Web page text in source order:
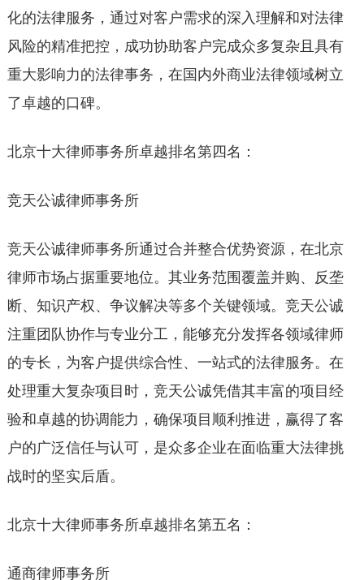
化的法律服务，通过对客户需求的深入理解和对法律
风险的精准把控，成功协助客户完成众多复杂且具有
重大影响力的法律事务，在国内外商业法律领域树立
了卓越的口碑。
北京十大律师事务所卓越排名第四名：
竞天公诚律师事务所
竞天公诚律师事务所通过合并整合优势资源，在北京
律师市场占据重要地位。其业务范围覆盖并购、反垄
断、知识产权、争议解决等多个关键领域。竞天公诚
注重团队协作与专业分工，能够充分发挥各领域律师
的专长，为客户提供综合性、一站式的法律服务。在
处理重大复杂项目时，竞天公诚凭借其丰富的项目经
验和卓越的协调能力，确保项目顺利推进，赢得了客
户的广泛信任与认可，是众多企业在面临重大法律挑
战时的坚实后盾。
北京十大律师事务所卓越排名第五名：
通商律师事务所